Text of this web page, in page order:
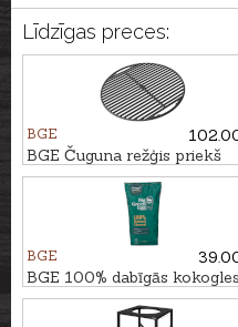
Līdzīgas preces:
BGE
BGE Čuguna režģis priekš
Large grila
BGE
BGE 100% dabīgās
9kg